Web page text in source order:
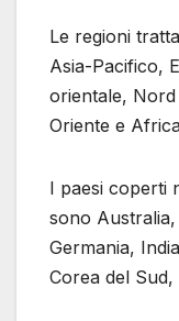
Le regioni
Asia-Pacifico,
orientale,
Oriente e
I paesi coperti
sono
Germania,
Corea del